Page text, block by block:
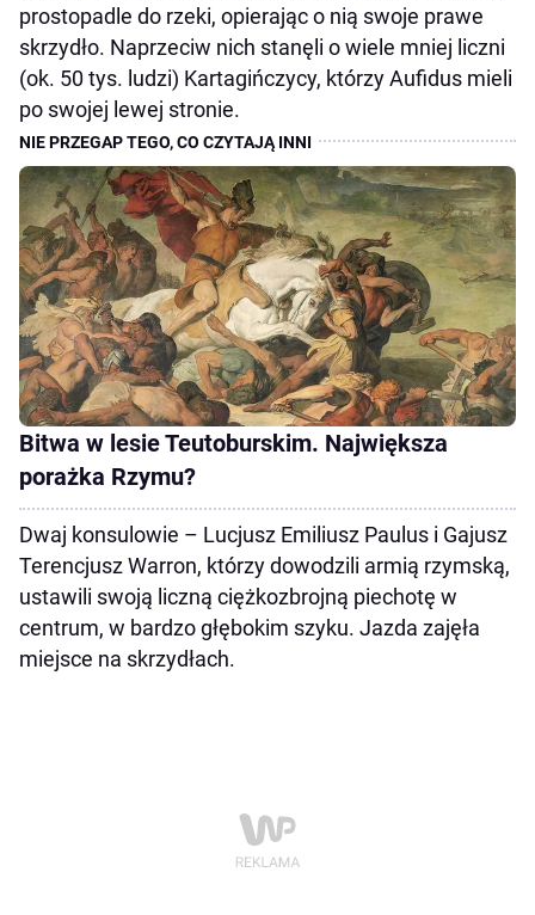
prostopadle do rzeki, opierając o nią swoje prawe
skrzydło. Naprzeciw nich stanęli o wiele mniej liczni
(ok. 50 tys. ludzi) Kartagińczycy, którzy Aufidus mieli
po swojej lewej stronie.
Bitwa w lesie Teutoburskim. Największa
porażka Rzymu?
Dwaj konsulowie – Lucjusz Emiliusz Paulus i Gajusz
Terencjusz Warron, którzy dowodzili armią rzymską,
ustawili swoją liczną ciężkozbrojną piechotę w
centrum, w bardzo głębokim szyku. Jazda zajęła
miejsce na skrzydłach.